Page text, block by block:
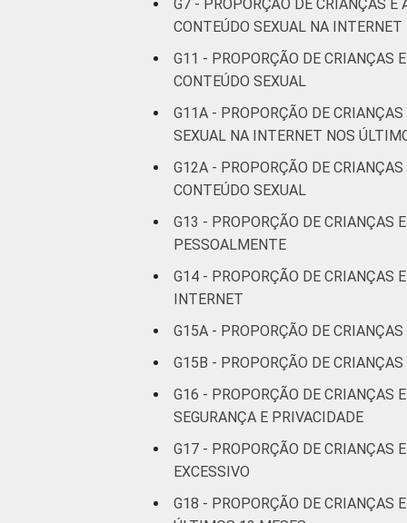
CLASSE SOCIAL 2015
Base: 23.380.494 usuários de
2016. Dados coletados por meio de
Publicação dos dados em: 10/10/
G7 - PROPORÇÃO DE CRIANÇAS
CONTEÚDO SEXUAL NA
G11 - PROPORÇÃO DE CRIANÇAS
CONTEÚDO SEXUAL
G11A - PROPORÇÃO DE
SEXUAL NA INTERNET NOS
G12A - PROPORÇÃO DE
CONTEÚDO SEXUAL
G13 - PROPORÇÃO DE CRIANÇAS
PESSOALMENTE
G14 - PROPORÇÃO DE CRIANÇAS
INTERNET
G15A - PROPORÇÃO DE
G15B - PROPORÇÃO DE
G16 - PROPORÇÃO DE CRIANÇAS
SEGURANÇA E PRIVACIDADE
G17 - PROPORÇÃO DE CRIANÇAS
EXCESSIVO
G18 - PROPORÇÃO DE CRIANÇAS